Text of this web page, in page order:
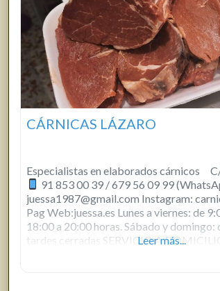
CÁRNICAS LÁZARO
Especialistas en elaborados cárnicos
91 853 00 39 / 679 56 09 99
juessa1987@gmail.com Instagram:
Pag Web:juessa.es Lunes a viernes: de
18:00 a 20:00 horas. Sábado y domingo:
tardes cerradas SERVICIO A
Leer más...